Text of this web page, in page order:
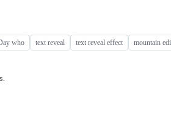
who text reveal text reveal effect mountain